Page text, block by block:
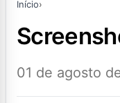
Início›
01 de agosto